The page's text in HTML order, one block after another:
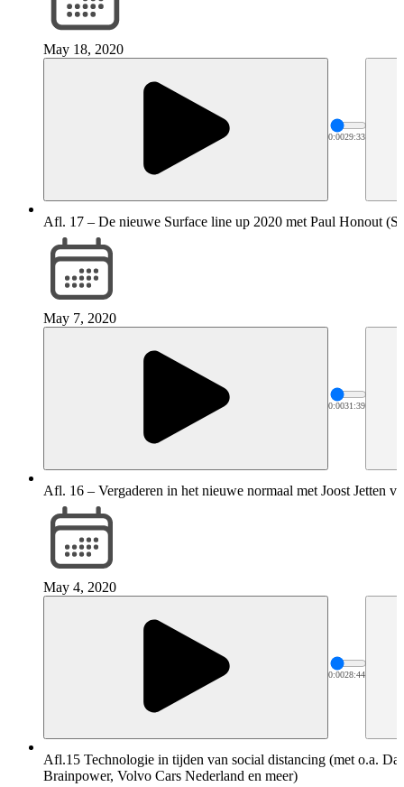
May 18, 2020
0:0029:33
Afl. 17 – De nieuwe Surface line up 2020 met Paul Honout
May 7, 2020
0:0031:39
Afl. 16 – Vergaderen in het nieuwe normaal met Joost Jetten
May 4, 2020
0:0028:44
Afl.15 Technologie in tijden van social distancing (met o.a.
Brainpower, Volvo Cars Nederland en meer)